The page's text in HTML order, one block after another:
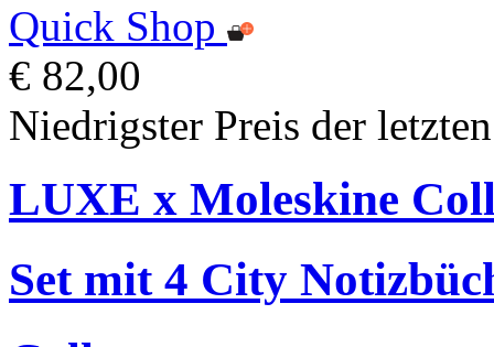
Quick Shop
€ 82,00
Niedrigster Preis der
LUXE x Moleskine
Set mit 4 City